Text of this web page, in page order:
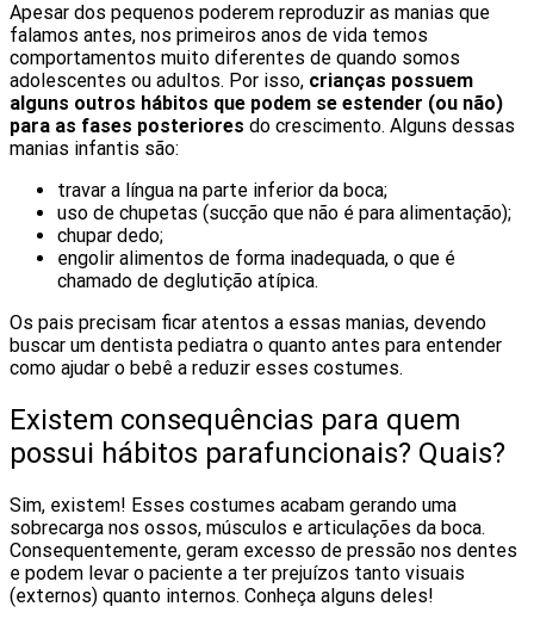
Apesar dos pequenos poderem reproduzir as manias que
falamos antes, nos primeiros anos de vida temos
comportamentos muito diferentes de quando somos
adolescentes ou adultos. Por isso, crianças possuem
alguns outros hábitos que podem se estender (ou não)
para as fases posteriores do crescimento. Alguns dessas
manias infantis são:
travar a língua na parte inferior da boca;
uso de chupetas (sucção que não é para alimentação);
chupar dedo;
engolir alimentos de forma inadequada, o que é
chamado de deglutição atípica.
Os pais precisam ficar atentos a essas manias, devendo
buscar um dentista pediatra o quanto antes para entender
como ajudar o bebê a reduzir esses costumes.
Existem consequências para quem
possui hábitos parafuncionais? Quais?
Sim, existem! Esses costumes acabam gerando uma
sobrecarga nos ossos, músculos e articulações da boca.
Consequentemente, geram excesso de pressão nos dentes
e podem levar o paciente a ter prejuízos tanto visuais
(externos) quanto internos. Conheça alguns deles!